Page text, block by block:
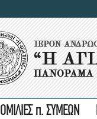
ΟΜΙΛΙΕΣ π. ΣΥΜΕΩΝ